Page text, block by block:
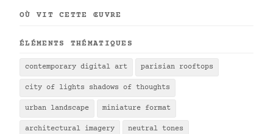
OÙ VIT CETTE ŒUVRE
ÉLÉMENTS THÉMATIQUES
contemporary digital art parisian rooftops
city of lights shadows of thoughts
urban landscape miniature format
architectural imagery neutral tones